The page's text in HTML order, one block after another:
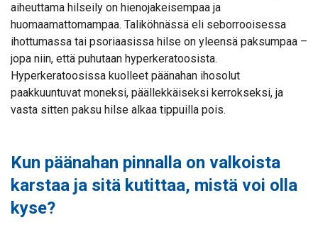
aiheuttama hilseily on hienojakeisempaa ja
huomaamattomampaa. Taliköhnässä eli seborrooisessa
ihottumassa tai psoriaasissa hilse on yleensä paksumpaa –
jopa niin, että puhutaan hyperkeratoosista.
Hyperkeratoosissa kuolleet päänahan ihosolut
paakkuuntuvat moneksi, päällekkäiseksi kerrokseksi, ja
vasta sitten paksu hilse alkaa tippuilla pois.
Kun päänahan pinnalla on valkoista
karstaa ja sitä kutittaa, mistä voi olla
kyse?